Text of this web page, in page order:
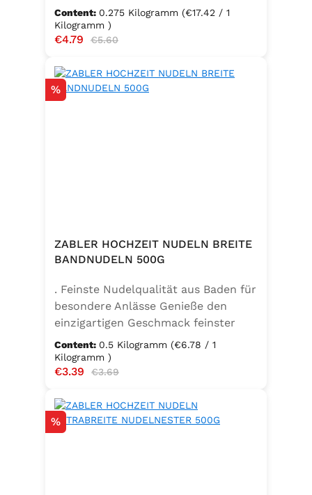
und daraus gewonnene Erzeugnisse
Content: 0.275 Kilogramm (€17.42 / 1
Kilogramm )
Sale price:
€4.79 Regular price:
€5.60
Discount
%
ZABLER HOCHZEIT NUDELN BREITE
BANDNUDELN 500G
. Feinste Nudelqualität aus Baden für
besondere Anlässe Genieße den
einzigartigen Geschmack feinster
Bandnudeln – mit den Zabler
Hochzeit Nudeln holst du dir echte
badische Qualität auf den Teller.
Hartweizengrieß, täglich frisch
aufgeschlagenen Eiern der
Content: 0.5 Kilogramm (€6.78 / 1
Kilogramm )
Sale price:
€3.39 Regular price:
€3.69
Discount
%